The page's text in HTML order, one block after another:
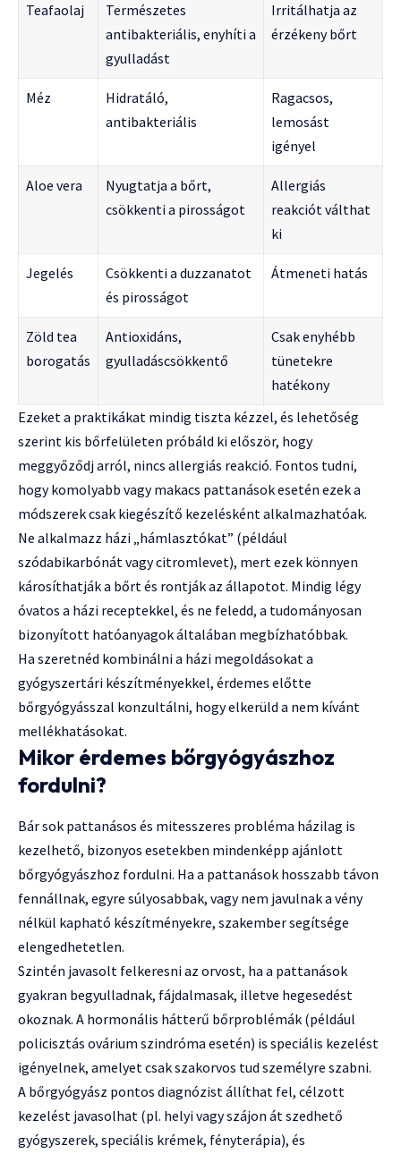
Teafaolaj
Természetes
antibakteriális, enyhíti a
gyulladást
Irritálhatja az
érzékeny bőrt
Méz
Hidratáló,
antibakteriális
Ragacsos,
lemosást
igényel
Aloe vera
Nyugtatja a bőrt,
csökkenti a pirosságot
Allergiás
reakciót válthat
ki
Jegelés
Csökkenti a duzzanatot
és pirosságot
Átmeneti hatás
Zöld tea
borogatás
Antioxidáns,
gyulladáscsökkentő
Csak enyhébb
tünetekre
hatékony
Ezeket a praktikákat mindig tiszta kézzel, és lehetőség
szerint kis bőrfelületen próbáld ki először, hogy
meggyőződj arról, nincs allergiás reakció. Fontos tudni,
hogy komolyabb vagy makacs pattanások esetén ezek a
módszerek csak kiegészítő kezelésként alkalmazhatóak.
Ne alkalmazz házi „hámlasztókat” (például
szódabikarbónát vagy citromlevet), mert ezek könnyen
károsíthatják a bőrt és rontják az állapotot. Mindig légy
óvatos a házi receptekkel, és ne feledd, a tudományosan
bizonyított hatóanyagok általában megbízhatóbbak.
Ha szeretnéd kombinálni a házi megoldásokat a
gyógyszertári készítményekkel, érdemes előtte
bőrgyógyásszal konzultálni, hogy elkerüld a nem kívánt
mellékhatásokat.
Mikor érdemes bőrgyógyászhoz
fordulni?
Bár sok pattanásos és mitesszeres probléma házilag is
kezelhető, bizonyos esetekben mindenképp ajánlott
bőrgyógyászhoz fordulni. Ha a pattanások hosszabb távon
fennállnak, egyre súlyosabbak, vagy nem javulnak a vény
nélkül kapható készítményekre, szakember segítsége
elengedhetetlen.
Szintén javasolt felkeresni az orvost, ha a pattanások
gyakran begyulladnak, fájdalmasak, illetve hegesedést
okoznak. A hormonális hátterű bőrproblémák (például
policisztás ovárium szindróma esetén) is speciális kezelést
igényelnek, amelyet csak szakorvos tud személyre szabni.
A bőrgyógyász pontos diagnózist állíthat fel, célzott
kezelést javasolhat (pl. helyi vagy szájon át szedhető
gyógyszerek, speciális krémek, fényterápia), és